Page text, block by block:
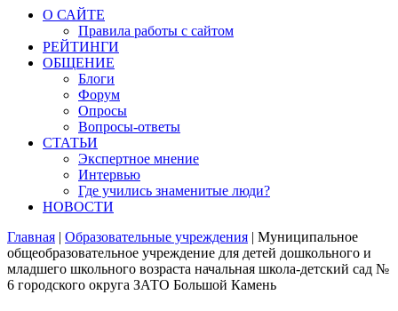
О САЙТЕ
Правила работы с сайтом
РЕЙТИНГИ
ОБЩЕНИЕ
Блоги
Форум
Опросы
Вопросы-ответы
СТАТЬИ
Экспертное мнение
Интервью
Где учились знаменитые люди?
НОВОСТИ
Главная | Образовательные учреждения | Муниципальное
общеобразовательное учреждение для детей дошкольного и
младшего школьного возраста начальная школа-детский сад №
6 городского округа ЗАТО Большой Камень